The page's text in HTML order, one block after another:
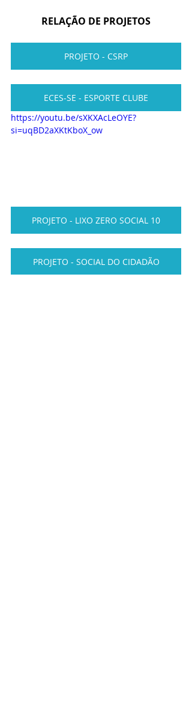
RELAÇÃO DE PROJETOS
PROJETO - CSRP
ECES-SE - ESPORTE CLUBE
https://youtu.be/sXKXAcLeOYE?
si=uqBD2aXKtKboX_ow
PROJETO - LIXO ZERO SOCIAL 10
PROJETO - SOCIAL DO CIDADÃO